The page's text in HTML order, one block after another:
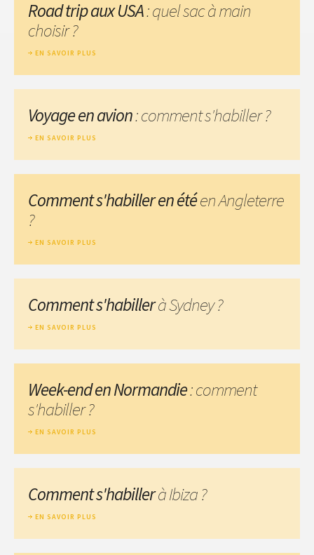
Road trip aux USA: quel sac à main
choisir ?
EN SAVOIR PLUS
Voyage en avion: comment s'habiller ?
EN SAVOIR PLUS
Comment s'habiller en étéen Angleterre
?
EN SAVOIR PLUS
Comment s'habillerà Sydney ?
EN SAVOIR PLUS
Week-end en Normandie: comment
s'habiller ?
EN SAVOIR PLUS
Comment s'habillerà Ibiza ?
EN SAVOIR PLUS